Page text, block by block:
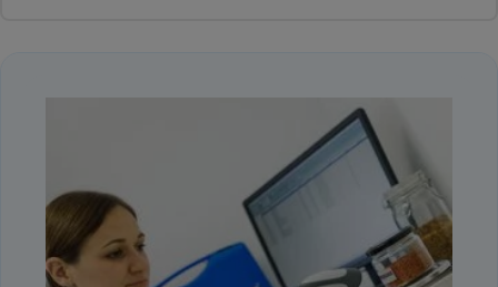
GLEICHGEWICHTSFEUCHTE
WASSERAKTIVITÄT
TROCKENSUBSTANZ
HEKTOLITERGEWICHT